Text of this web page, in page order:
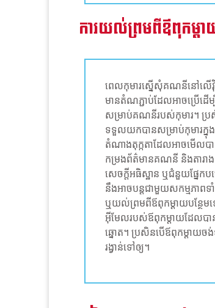
ការយល់ព្រមពីឪពុកម្ត
ពេលកុមារស្នើសុំគណនីនៅលើ
មានតំណភ្ជាប់ដែលអាចប្រើដើ
សម្រាប់គណនីរបស់កុមារ។ ប្រ
ទទួលយកបានសម្រាប់កុមារក្នុ
តំណាងតុក្កតាដែលអាចមើលបា
កម្រងព័ត៌មានគណនី និងតារាង
សេចក្តីអធិស្ឋាន ឬជំនួយផ្នែកប
នឹងអាចបន្តជាមួយសកម្មភា
ឬយល់ព្រមពីឪពុកម្តាយបន្ថែម
អ៊ីមែលរបស់ឪពុកម្តាយដែល​បា
ឆ្នោត។ ប្រសិនបើឪពុកម្តាយច
រង្វាន់ទៅឲ្យ។